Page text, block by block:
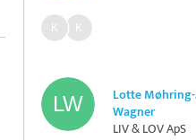
Lotte
Wagner
LIV & LOV ApS